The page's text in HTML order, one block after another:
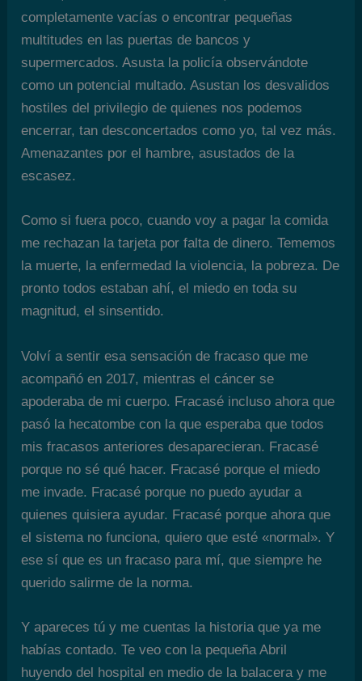
completamente vacías o encontrar pequeñas
multitudes en las puertas de bancos y
supermercados. Asusta la policía observándote
como un potencial multado. Asustan los desvalidos
hostiles del privilegio de quienes nos podemos
encerrar, tan desconcertados como yo, tal vez más.
Amenazantes por el hambre, asustados de la
escasez.
Como si fuera poco, cuando voy a pagar la comida
me rechazan la tarjeta por falta de dinero. Tememos
la muerte, la enfermedad la violencia, la pobreza. De
pronto todos estaban ahí, el miedo en toda su
magnitud, el sinsentido.
Volví a sentir esa sensación de fracaso que me
acompañó en 2017, mientras el cáncer se
apoderaba de mi cuerpo. Fracasé incluso ahora que
pasó la hecatombe con la que esperaba que todos
mis fracasos anteriores desaparecieran. Fracasé
porque no sé qué hacer. Fracasé porque el miedo
me invade. Fracasé porque no puedo ayudar a
quienes quisiera ayudar. Fracasé porque ahora que
el sistema no funciona, quiero que esté «normal». Y
ese sí que es un fracaso para mí, que siempre he
querido salirme de la norma.
Y apareces tú y me cuentas la historia que ya me
habías contado. Te veo con la pequeña Abril
huyendo del hospital en medio de la balacera y me